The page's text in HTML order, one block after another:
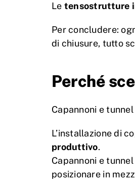
Le tensostrutture
Per concludere:
di chiusure, tutto
Perché
Capannoni e
L’installazione di
produttivo.
Capannoni e
posizionare in